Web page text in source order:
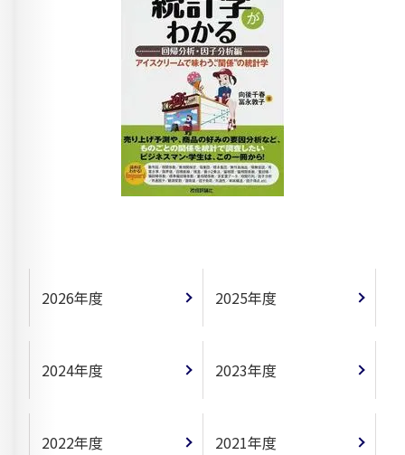
2026年度 2025年度
2024年度 2023年度
2022年度 2021年度